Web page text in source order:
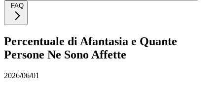
FAQ
Percentuale di Afantasia e Quante
Persone Ne Sono Affette
2026/06/01